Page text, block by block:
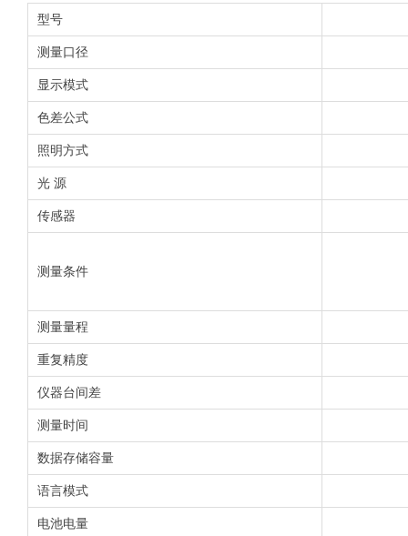
型号
测量口径
显示模式
色差公式
照明方式
光 源
传感器
测量条件
测量量程
重复精度
仪器台间差
测量时间
数据存储容量
语言模式
电池电量